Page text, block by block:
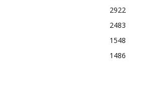
2922
2483
1548
1486